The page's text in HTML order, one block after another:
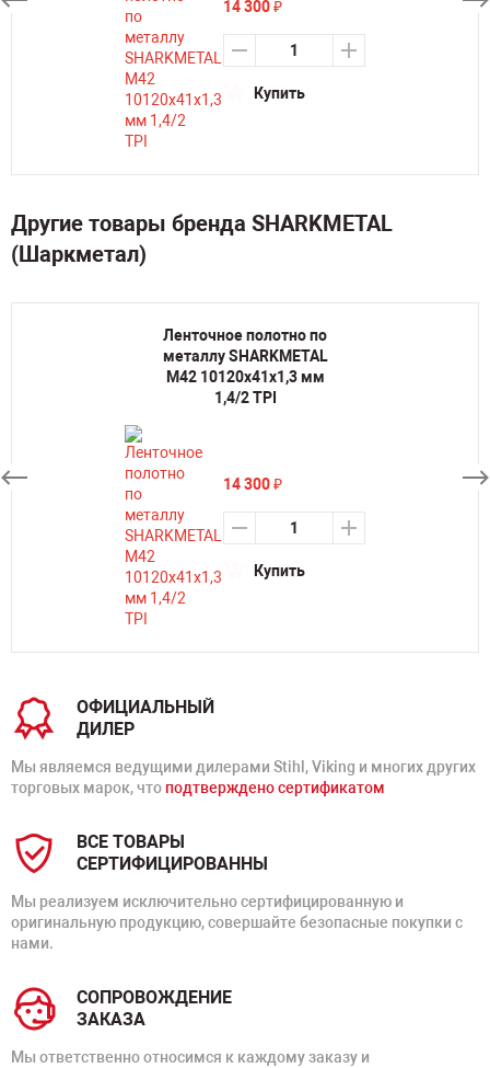
14 300₽
Купить
Другие товары бренда SHARKMETAL
(Шаркметал)
Ленточное полотно по
металлу SHARKMETAL
M42 10120х41х1,3 мм
1,4/2 TPI
14 300₽
Купить
ОФИЦИАЛЬНЫЙ
ДИЛЕР
Мы являемся ведущими дилерами Stihl, Viking и многих других
торговых марок, что подтверждено сертификатом
ВСЕ ТОВАРЫ
СЕРТИФИЦИРОВАННЫ
Мы реализуем исключительно сертифицированную и
оригинальную продукцию, совершайте безопасные покупки с
нами.
СОПРОВОЖДЕНИЕ
ЗАКАЗА
Мы ответственно относимся к каждому заказу и